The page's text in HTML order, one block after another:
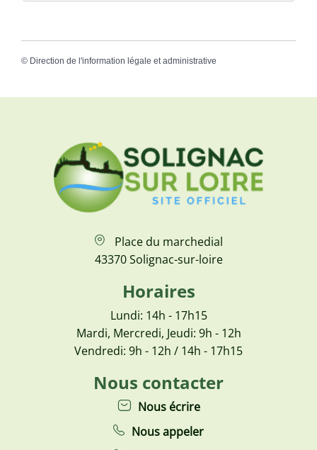
© Direction de l'information légale et administrative
Place du marchedial
43370 Solignac-sur-loire
Horaires
Lundi: 14h - 17h15
Mardi, Mercredi, Jeudi: 9h - 12h
Vendredi: 9h - 12h / 14h - 17h15
Nous contacter
Nous écrire
Nous appeler